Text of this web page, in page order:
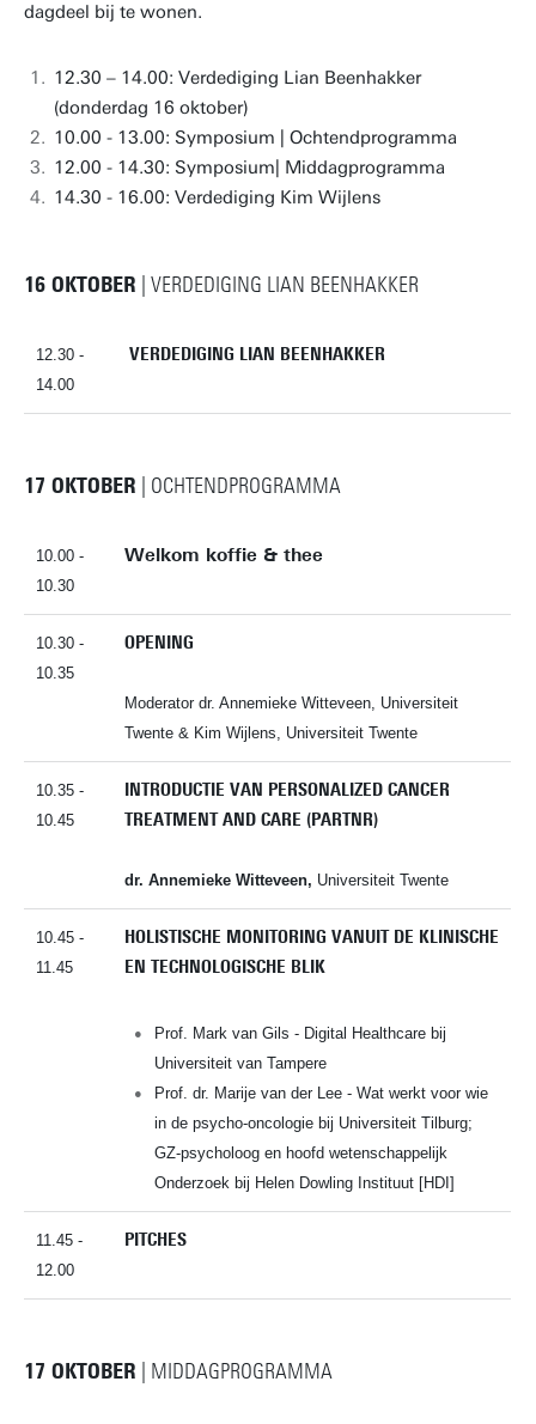
dagdeel bij te wonen.
12.30 – 14.00: Verdediging Lian Beenhakker
(donderdag 16 oktober)
10.00 - 13.00: Symposium | Ochtendprogramma
12.00 - 14.30: Symposium| Middagprogramma
14.30 - 16.00: Verdediging Kim Wijlens
16 OKTOBER | VERDEDIGING LIAN BEENHAKKER
12.30 -
14.00
VERDEDIGING LIAN BEENHAKKER
17 OKTOBER | OCHTENDPROGRAMMA
10.00 -
10.30
Welkom koffie & thee
10.30 -
10.35
OPENING
Moderator dr. Annemieke Witteveen, Universiteit
Twente & Kim Wijlens, Universiteit Twente
10.35 -
10.45
INTRODUCTIE VAN PERSONALIZED CANCER
TREATMENT AND CARE (PARTNR)
dr. Annemieke Witteveen, Universiteit Twente
10.45 -
11.45
HOLISTISCHE MONITORING VANUIT DE KLINISCHE
EN TECHNOLOGISCHE BLIK
Prof. Mark van Gils - Digital Healthcare bij
Universiteit van Tampere
Prof. dr. Marije van der Lee - Wat werkt voor wie
in de psycho-oncologie bij Universiteit Tilburg;
GZ-psycholoog en hoofd wetenschappelijk
Onderzoek bij Helen Dowling Instituut [HDI]
11.45 -
12.00
PITCHES
17 OKTOBER | MIDDAGPROGRAMMA